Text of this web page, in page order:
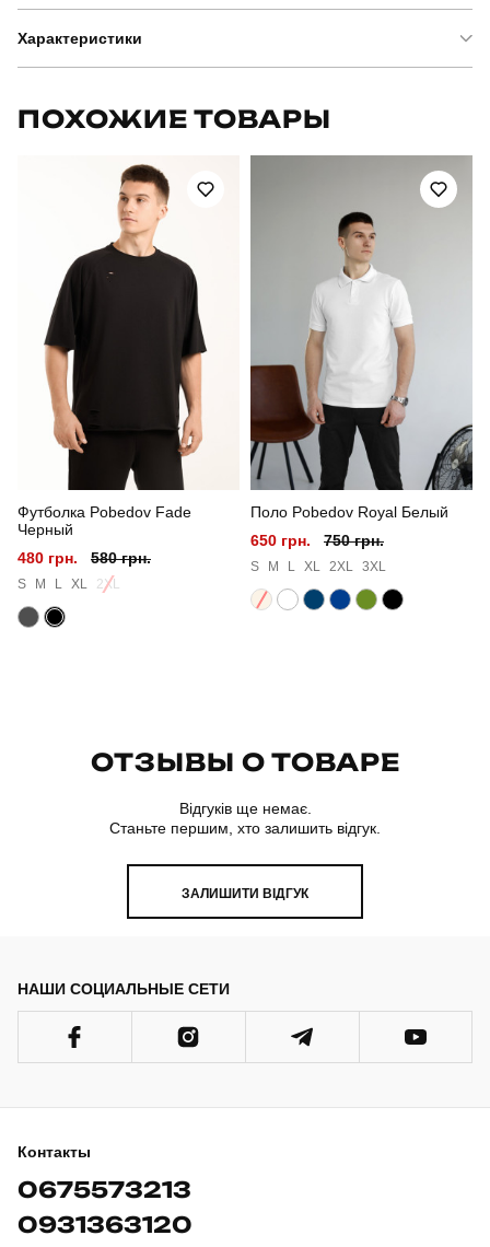
Характеристики
SOhr444Syeba
Призначення для повсякденного носіння
Стиль повсякденний
Сезон
Склад тканини 80% бавовна, 15% поліестер, 5% еластан
Країна - виробник україна
ПОХОЖИЕ ТОВАРЫ
Футболка Pobedov Fade
Черный
480 грн.
580 грн.
S M L XL 2XL
Поло Pobedov Royal Белый
650 грн.
750 грн.
S M L XL 2XL 3XL
ОТЗЫВЫ О ТОВАРЕ
Відгуків ще немає.
Станьте першим, хто залишить відгук.
ЗАЛИШИТИ ВІДГУК
НАШИ СОЦИАЛЬНЫЕ СЕТИ
Контакты
0675573213
0931363120